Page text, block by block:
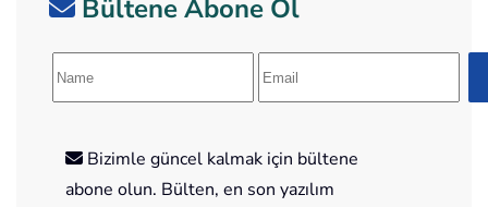
Bültene Abone Ol
Bizimle güncel kalmak için bültene
abone olun. Bülten, en son yazılım